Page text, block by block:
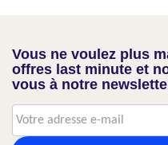
Vous ne voulez plus
offres last minute et
vous à notre